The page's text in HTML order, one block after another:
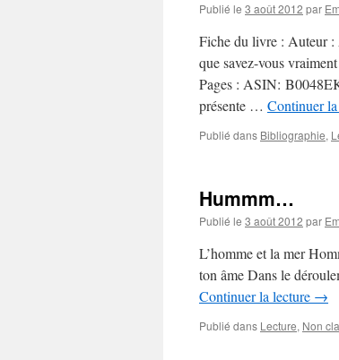
Publié le 3 août 2012 par
Fiche du livre : Auteur
que savez-vous
Pages : ASIN:
présente … Continuer
Publié dans Bibliographie,
Hummm…
Publié le 3 août 2012 par
L’homme et la mer
ton âme Dans le
Continuer la lecture →
Publié dans Lecture, Non